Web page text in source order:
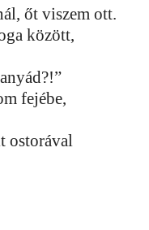
őt viszem ott.
között,
fejébe,
ostorával